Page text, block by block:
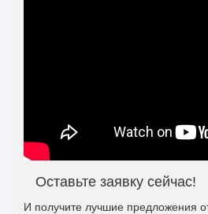
Оставьте заявку сейчас!
И получите лучшие предложения